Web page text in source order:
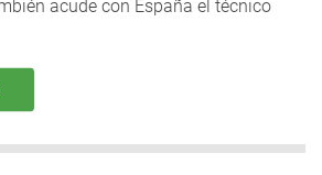
acude con España el técnico